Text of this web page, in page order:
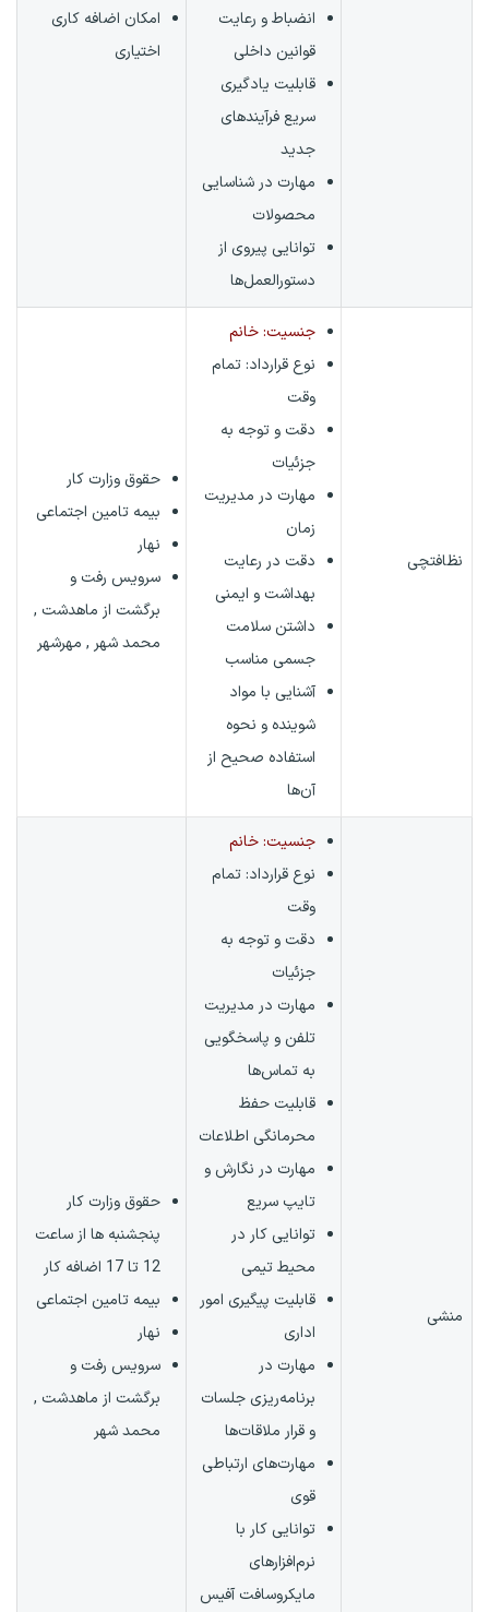
انضباط و رعایت
قوانین داخلی
قابلیت یادگیری
سریع فرآیندهای
جدید
مهارت در شناسایی
محصولات
توانایی پیروی از
دستورالعمل‌ها
امکان اضافه کاری
اختیاری
نظافتچی
جنسیت: خانم
نوع قرارداد: تمام
وقت
دقت و توجه به
جزئیات
مهارت در مدیریت
زمان
دقت در رعایت
بهداشت و ایمنی
داشتن سلامت
جسمی مناسب
آشنایی با مواد
شوینده و نحوه
استفاده صحیح از
آن‌ها
حقوق وزارت کار
بیمه تامین اجتماعی
نهار
سرویس رفت و
برگشت از ماهدشت ,
محمد شهر , مهرشهر
منشی
جنسیت: خانم
نوع قرارداد: تمام
وقت
دقت و توجه به
جزئیات
مهارت در مدیریت
تلفن و پاسخگویی
به تماس‌ها
قابلیت حفظ
محرمانگی اطلاعات
مهارت در نگارش و
تایپ سریع
توانایی کار در
محیط تیمی
قابلیت پیگیری امور
اداری
مهارت در
برنامه‌ریزی جلسات
و قرار ملاقات‌ها
مهارت‌های ارتباطی
قوی
توانایی کار با
نرم‌افزارهای
مایکروسافت آفیس
حقوق وزارت کار
پنجشنبه ها از ساعت
12 تا 17 اضافه کار
بیمه تامین اجتماعی
نهار
سرویس رفت و
برگشت از ماهدشت ,
محمد شهر